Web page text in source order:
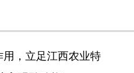
，立足江西农业特